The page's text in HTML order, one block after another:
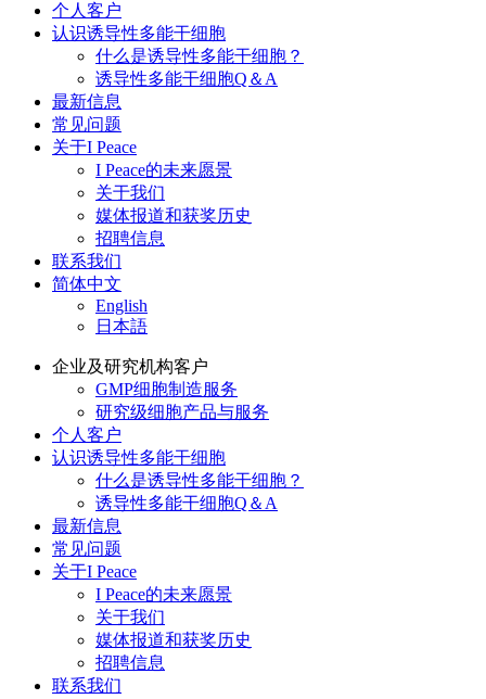
个人客户
认识诱导性多能干细胞
什么是诱导性多能干细胞？
诱导性多能干细胞Q＆A
最新信息
常见问题
关于I Peace
I Peace的未来愿景
关于我们
媒体报道和获奖历史
招聘信息
联系我们
简体中文
English
日本語
企业及研究机构客户
GMP细胞制造服务
研究级细胞产品与服务
个人客户
认识诱导性多能干细胞
什么是诱导性多能干细胞？
诱导性多能干细胞Q＆A
最新信息
常见问题
关于I Peace
I Peace的未来愿景
关于我们
媒体报道和获奖历史
招聘信息
联系我们